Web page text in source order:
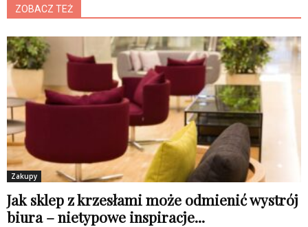
ZOBACZ TEŻ
Zakupy
Jak sklep z krzesłami może odmienić wystrój
biura – nietypowe inspiracje...